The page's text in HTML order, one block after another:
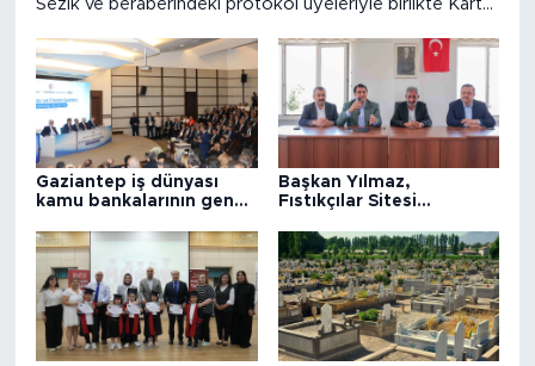
Sezik ve beraberindeki protokol üyeleriyle birlikte Kartal
etti.
Gaziantep iş dünyası
kamu bankalarının genel
Başkan Yılmaz,
Fıstıkçılar Sitesi